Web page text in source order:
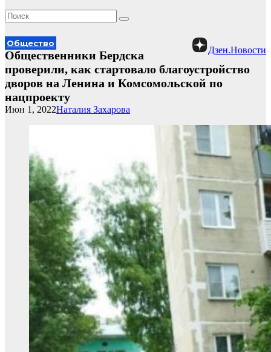
Дзен.Новости
Общество
Общественники Бердска
проверили, как стартовало благоустройство
дворов на Ленина и Комсомольской по
нацпроекту
Наталия Захарова
Июн 1, 2022